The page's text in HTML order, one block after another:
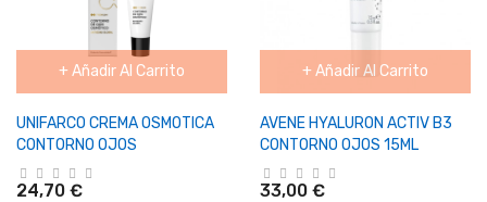
+ Añadir Al Carrito
UNIFARCO CREMA OSMOTICA
CONTORNO OJOS
24,70 €
+ Añadir Al Carrito
AVENE HYALURON ACTIV B3
CONTORNO OJOS 15ML
33,00 €